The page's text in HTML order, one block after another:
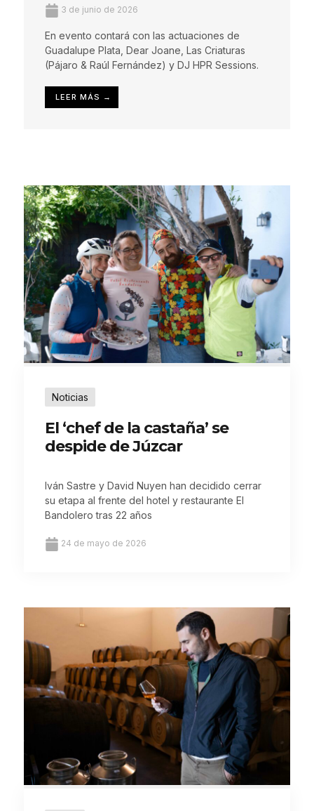
3 de junio de 2026
En evento contará con las actuaciones de
Guadalupe Plata, Dear Joane, Las Criaturas
(Pájaro & Raúl Fernández) y DJ HPR Sessions.
LEER MÁS →
Noticias
El ‘chef de la castaña’ se
despide de Júzcar
Iván Sastre y David Nuyen han decidido cerrar
su etapa al frente del hotel y restaurante El
Bandolero tras 22 años
24 de mayo de 2026